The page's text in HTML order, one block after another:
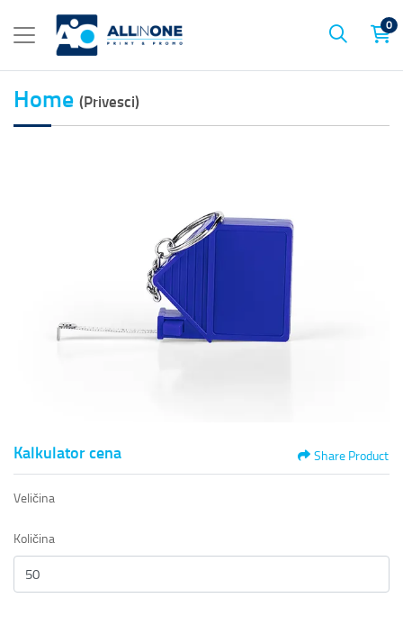
0
Home (Privesci)
Kalkulator cena Share Product
Veličina
Količina